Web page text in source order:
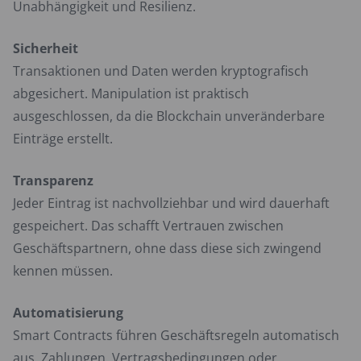
Unabhängigkeit und Resilienz.
Sicherheit
Transaktionen und Daten werden kryptografisch
abgesichert. Manipulation ist praktisch
ausgeschlossen, da die Blockchain unveränderbare
Einträge erstellt.
Transparenz
Jeder Eintrag ist nachvollziehbar und wird dauerhaft
gespeichert. Das schafft Vertrauen zwischen
Geschäftspartnern, ohne dass diese sich zwingend
kennen müssen.
Automatisierung
Smart Contracts führen Geschäftsregeln automatisch